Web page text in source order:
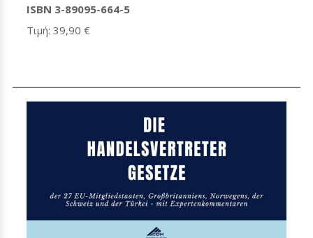
ISBN 3-89095-664-5
Τιμή: 39,90 €